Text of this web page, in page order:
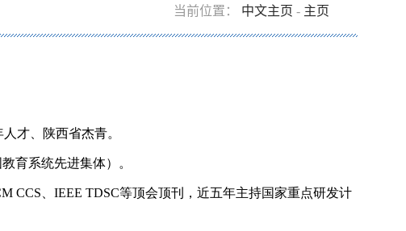
当前位置： 中文主页 - 主页